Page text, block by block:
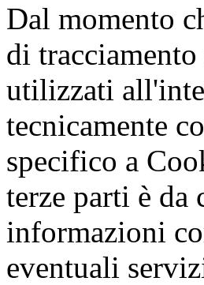
Dal momento
di
utilizzati
tecnicamente
specifico a
terze parti è da
informazioni
eventuali